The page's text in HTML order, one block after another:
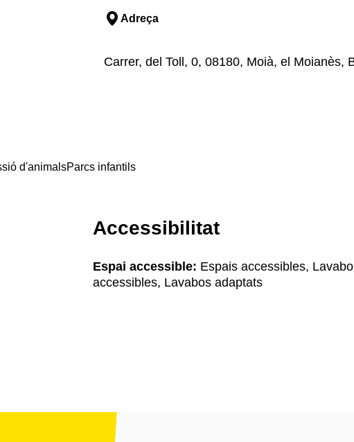
Adreça
Carrer, del Toll, 0, 08180, Moià, el Moianès,
d'animalsParcs infantils
Accessibilitat
Espai accessible: Espais accessibles,
accessibles, Lavabos adaptats